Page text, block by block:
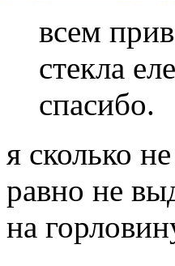
всем
стекла
спасибо.
я сколько
равно не
на